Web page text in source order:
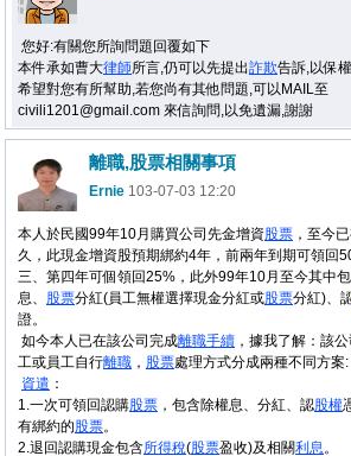
您好:有關您所詢問題回覆如下
本件承如曹大律師所言,仍可以先提出詐欺告訴,以保
希望對您有所幫助,若您尚有其他問題,可以MAIL至
civili1201@gmail.com 來信詢問,以免遺漏,謝謝
離職,股票相關事項
Ernie 103-07-03 12:20
本人於民國99年10月購買公司先金增資股票 ，至今
久，此現金增資股預期綁約4年，前兩年到期可領回
三、第四年可個領回25%，此外99年10月至今其中
息、 股票分紅(員工無權選擇現金分紅或股票分紅)、
證。
如今本人已在該公司完成離職手續 ，據我了解：該公
工或員工自行離職 ， 股票處理方式分成兩種不同方案:
資遣 ：
1.一次可領回認購股票 ，包含除權息、分紅、認股權
有綁約的股票。
2.退回認購現金包含所得稅(股票盈收)及相關利息。